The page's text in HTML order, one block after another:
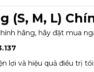
(S, M, L)
hãng, hãy đặt mua
lợi và hiệu quả điều trị